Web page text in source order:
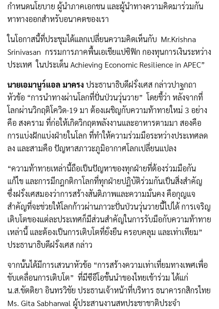
กำหนดนโยบาย ผู้นำภาคเอกชน และผู้นำทางความคิดมาร่วมกัน
หาทางออกสำหรับอนาคตของเรา
ในโอกาสนี้ที่ประชุมได้แลกเปลี่ยนความคิดเห็นกับ Mr.Krishna
Srinivasan กรรมการภาคพื้นเอเชียแปซิฟิก กองทุนการเงินระหว่าง
ประเทศ ในประเด็น Achieving Economic Resilience in APEC”
นายเอมานูว์แอล มาครง ประธานาธิบดีฝรั่งเศส กล่าวปาฐกถา
หัวข้อ “การนำทางผ่านโลกที่ปั่นป่วนวุ่นวาย” โดยชี้ว่า หลังจากที่
โลกผ่านวิกฤติโควิด-19 มา ต้องเผชิญกับความท้าทายใหม่ 3 อย่าง
คือ สงคราม ที่ก่อให้เกิดวิกฤตพลังงานและอาหารตามมา สองคือ
การแบ่งฝักแบ่งฝ่ายในโลก ที่ทำให้ความร่วมมือระหว่างประเทศลด
ลง และสามคือ ปัญหาสภาวะภูมิอากาศโลกเปลี่ยนแปลง
“ความท้าทายเหล่านี้ถือเป็นปัญหาของทุกฝ่ายที่ต้องร่วมมือกัน
แก้ไข และการมีกฎกติกาโลกที่ทุกฝ่ายปฏิบัติร่วมกันเป็นสิ่งสำคัญ
ซึ่งฝรั่งเศสมองว่าการสร้างสันติภาพและความมั่นคง คือกุญแจ
สำคัญที่จะช่วยให้โลกก้าวผ่านภาวะปั่นป่วนวุ่นวายนี้ไปได้ การเจริญ
เติบโตของแต่ละประเทศก็มีส่วนสำคัญในการรับมือกับความท้าทาย
เหล่านี้ และต้องเป็นการเติบโตที่ยั่งยืน ครอบคลุม และเท่าเทียม”
ประธานาธิบดีฝรั่งเศส กล่าว
จากนั้นได้มีการเสวนาหัวข้อ “การสร้างความเท่าเที่ยมทางเพศเพื่อ
ขับเคลื่อนการเติบโต” ที่มีซีอีโอชั้นนำของไทยเข้าร่วม ได้แก่
น.ส.ขัตติยา อินทรวิชัย ประธานเจ้าหน้าที่บริหาร ธนาคารกสิกรไทย
Ms. Gita Sabharwal ผู้ประสานงานสหประชาชาติประจำ